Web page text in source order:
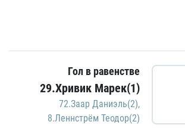
Гол в равенстве
29.Хривик Марек(1)
72.Заар Даниэль(2),
8.Леннстрём Теодор(2)